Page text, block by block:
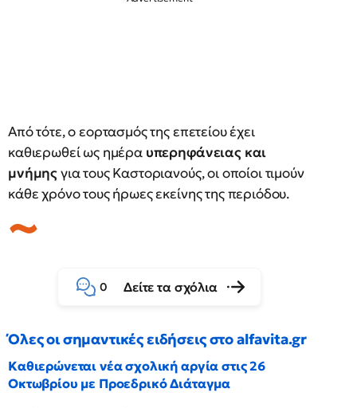
Από τότε, ο εορτασμός της επετείου έχει
καθιερωθεί ως ημέρα υπερηφάνειας και
μνήμηςγια τους Καστοριανούς, οι οποίοι τιμούν
κάθε χρόνο τους ήρωες εκείνης της περιόδου.
0 Δείτε τα σχόλια
Όλες οι σημαντικές ειδήσεις στο alfavita.gr
Καθιερώνεται νέα σχολική αργία στις 26
Οκτωβρίου με Προεδρικό Διάταγμα